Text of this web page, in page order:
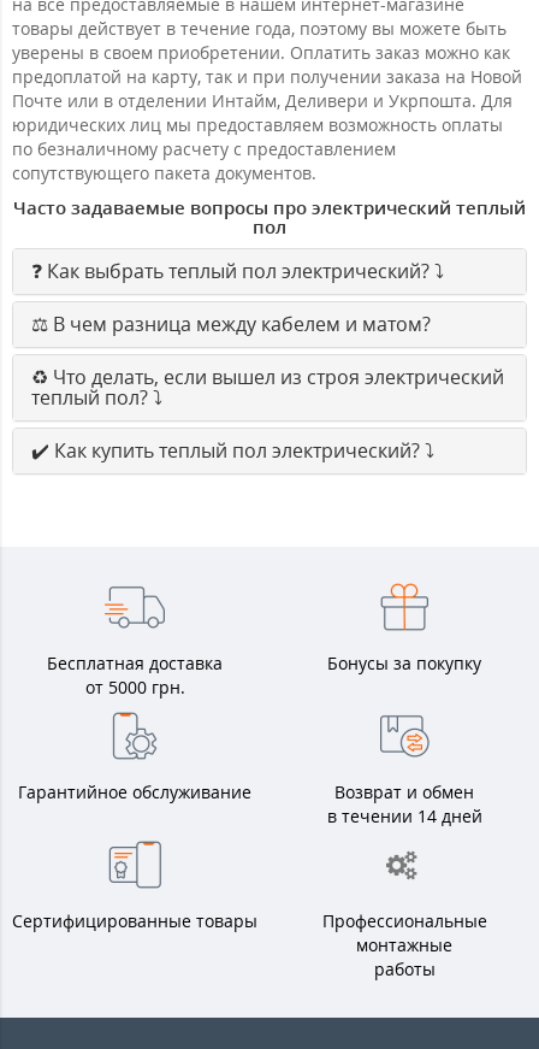
товары действует в течение года, поэтому вы можете быть
уверены в своем приобретении. Оплатить заказ можно как
предоплатой на карту, так и при получении заказа на Новой
Почте или в отделении Интайм, Деливери и Укрпошта. Для
юридических лиц мы предоставляем возможность оплаты
по безналичному расчету с предоставлением
сопутствующего пакета документов.
Часто задаваемые вопросы про электрический теплый
пол
❓ Как выбрать теплый пол электрический? ⤵️
⚖️ В чем разница между кабелем и матом?
♻️ Что делать, если вышел из строя электрический
теплый пол? ⤵️
✔️ Как купить теплый пол электрический? ⤵️
Бесплатная доставка
от 5000 грн.
Бонусы за покупку
Гарантийное обслуживание
Возврат и обмен
в течении 14 дней
Сертифицированные товары
Профессиональные
монтажные
работы